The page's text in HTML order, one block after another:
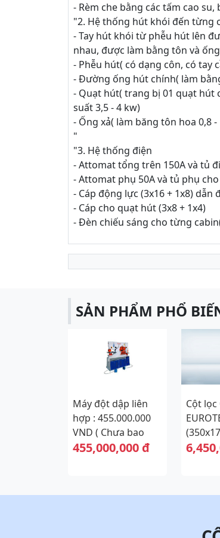
- Rèm che bằng các tấm cao
"2. Hệ thống hút khói đến từng
- Tay hút khói từ phễu hút lên
nhau, được làm bằng tôn và
- Phễu hút( có dạng côn, có tay
- Đường ống hút chính( làm
- Quạt hút( trang bị 01 quạt hút
suất 3,5 - 4 kw)
- Ống xả( làm băng tôn hoa 0,8
"
"3. Hệ thống điện
- Attomat tổng trên 150A và tủ
- Attomat phụ 50A và tủ phụ
- Cáp động lực (3x16 + 1x8)
- Cáp cho quạt hút (3x8 + 1x4)
- Đèn chiếu sáng cho từng
Máy đột dập liên
hợp : 455.000.000
VND ( Chưa bao
gồm thuế VAT 10%)
455,000,000 đ
Cột
SẢN PHẨM PHỔ